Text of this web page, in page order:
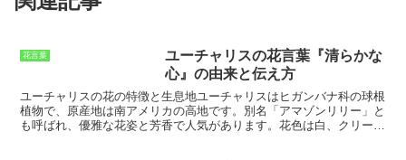
花言葉
ユーチャリスの花言葉『清らかな
心』の由来と伝え方
ユーチャリスの花の特徴と生息地ユーチャリスはヒガンバナ科の球根
植物で、原産地は南アメリカの高地です。別名「アマゾンリリー」と
も呼ばれ、優雅な花姿と芳香で人気があります。花色は白、クリーム